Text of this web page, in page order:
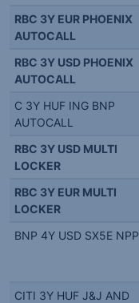
RBC 3Y EUR PHOENIX
AUTOCALL
RBC 3Y USD PHOENIX
AUTOCALL
C 3Y HUF ING BNP
AUTOCALL
RBC 3Y USD MULTI
LOCKER
RBC 3Y EUR MULTI
LOCKER
BNP 4Y USD SX5E NPP
CITI 3Y HUF J&J AND